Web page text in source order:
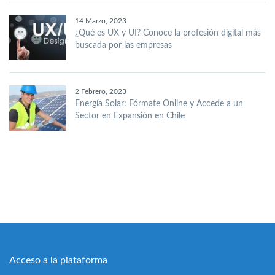
14 Marzo, 2023
¿Qué es UX y UI? Conoce la profesión digital más
buscada por las empresas
2 Febrero, 2023
Energía Solar: Fórmate Online y Accede a un
Sector en Expansión en Chile
Acceso a la plataforma